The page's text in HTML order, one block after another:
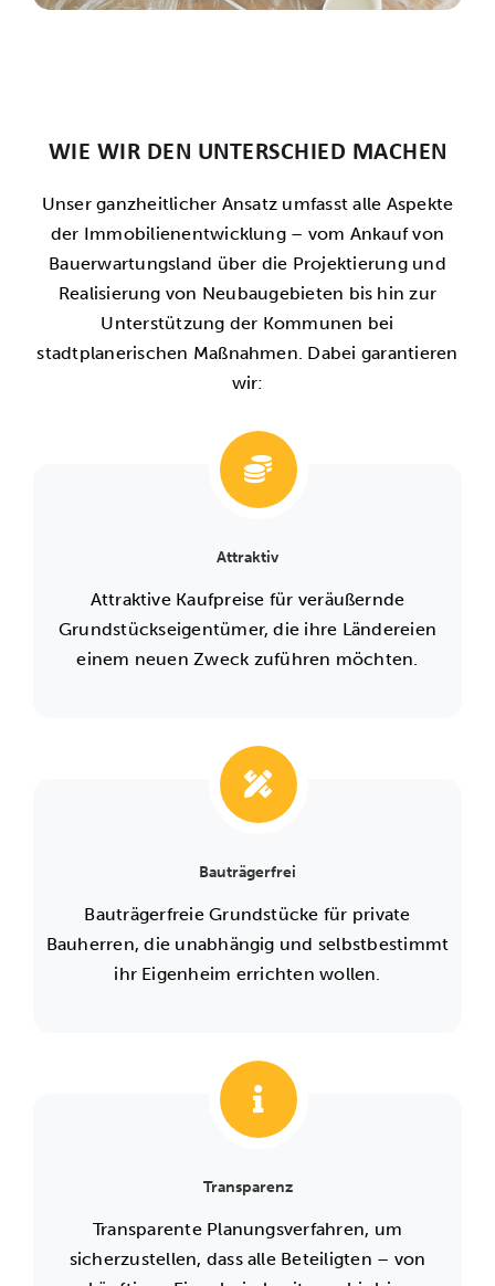
WIE WIR DEN UNTERSCHIED MACHEN
Unser ganzheitlicher Ansatz umfasst alle Aspekte
der Immobilienentwicklung – vom Ankauf von
Bauerwartungsland über die Projektierung und
Realisierung von Neubaugebieten bis hin zur
Unterstützung der Kommunen bei
stadtplanerischen Maßnahmen. Dabei garantieren
wir:
Attraktiv
Attraktive Kaufpreise für veräußernde
Grundstückseigentümer, die ihre Ländereien
einem neuen Zweck zuführen möchten.
Bauträgerfrei
Bauträgerfreie Grundstücke für private
Bauherren, die unabhängig und selbstbestimmt
ihr Eigenheim errichten wollen.
Transparenz
Transparente Planungsverfahren, um
sicherzustellen, dass alle Beteiligten – von